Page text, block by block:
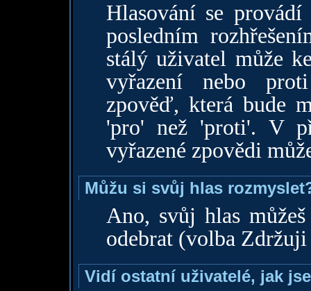
Hlasování se
posledním
stálý uživatel může
vyřazení nebo
zpověď, která bude
'pro' než 'proti'. V
vyřazené zpovědi
Můžu si svůj hlas
Ano, svůj hlas
odebrat (volba Zdržuji
Vidí ostatní uživatelé, jak